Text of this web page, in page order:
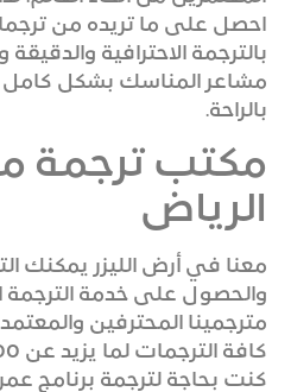
احصل على ما تريده من
بالترجمة الاحترافية
مشاعر المناسك بشكل
بالراحة.
مكتب ترجمة
الرياض
معنا في أرض الليزر يمكنك
والحصول على خدمة الترجمة
مترجمينا المحترفين
كنت بحاجة لترجمة برنامج